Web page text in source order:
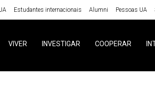
Estudantes internacionais Alumni Pessoas UA
VIVER INVESTIGAR COOPERAR